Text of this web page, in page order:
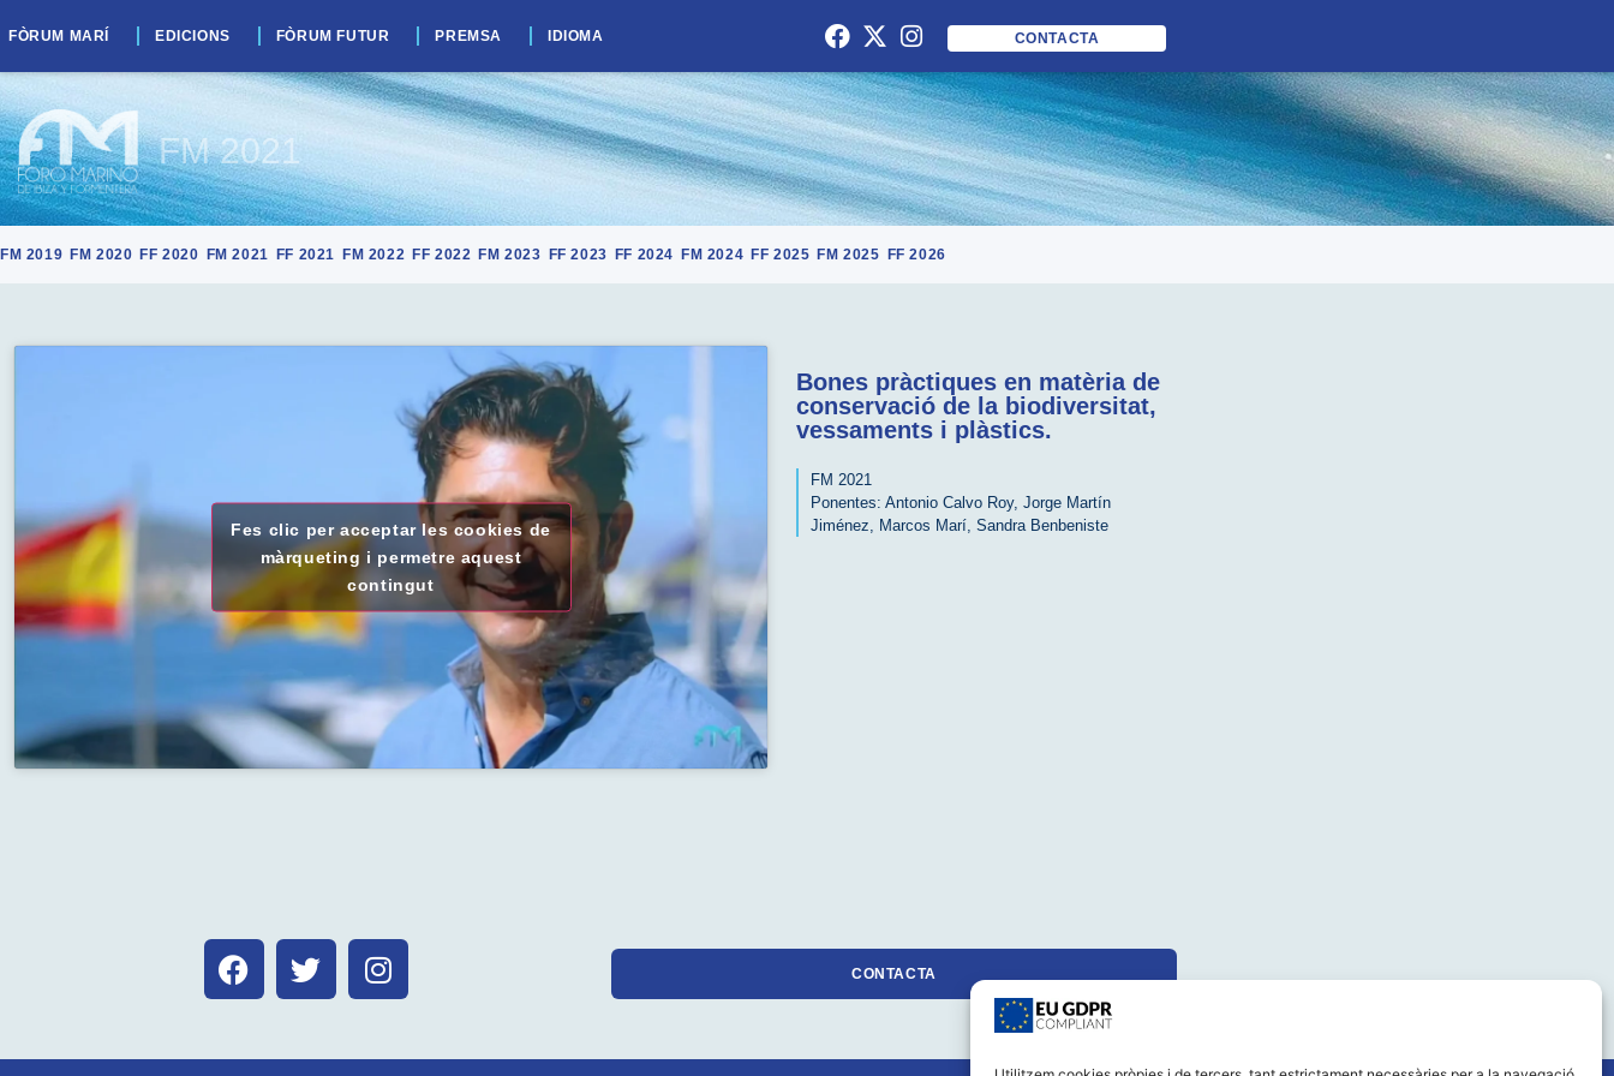
FÒRUM MARÍ EDICIONS FÒRUM FUTUR PREMSA IDIOMA CONTACTA
FM 2021
FM 2019 FM 2020 FF 2020 FM 2021 FF 2021 FM 2022 FF 2022 FM 2023 FF 2023 FF 2024 FM 2024 FF 2025 FM 2025 FF 2026
Fes clic per acceptar les cookies de
màrqueting i permetre aquest
contingut
Bones pràctiques en matèria de
conservació de la biodiversitat,
vessaments i plàstics.
FM 2021
Ponentes: Antonio Calvo Roy, Jorge Martín
Jiménez
Marcos Marí Sandra Benbeniste
CONTACTA